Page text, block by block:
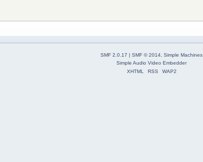
SMF 2.0.17 | SMF © 2014, Simple Machines
Simple Audio Video Embedder
XHTML
RSS WAP2